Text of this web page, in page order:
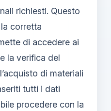
richiesti. Questo
corretta
di accedere ai
la verifica del
di materiali
tutti i dati
procedere con la